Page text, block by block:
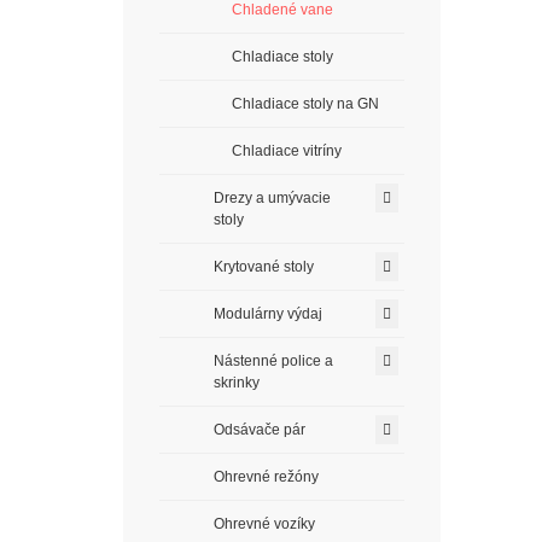
Chladené vane
Chladiace stoly
Chladiace stoly na GN
Chladiace vitríny
Drezy a umývacie
stoly
Krytované stoly
Modulárny výdaj
Nástenné police a
skrinky
Odsávače pár
Ohrevné režóny
Ohrevné vozíky